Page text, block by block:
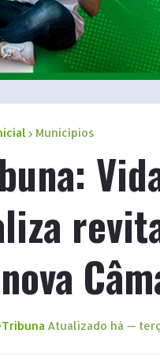
Municípios
Atualizado há —